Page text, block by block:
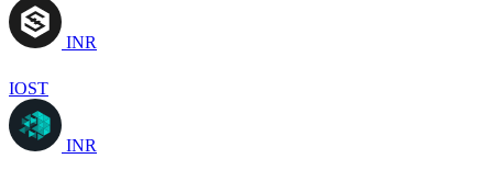
INR
IOST
INR